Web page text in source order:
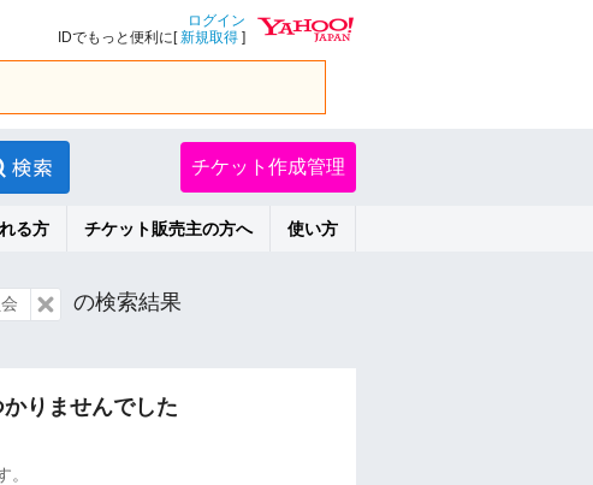
ログイン
IDでもっと便利に[新規取得 ]
チケット作成管理
る方 チケット販売主の方へ 使い方
の検索結果
りませんでした
。